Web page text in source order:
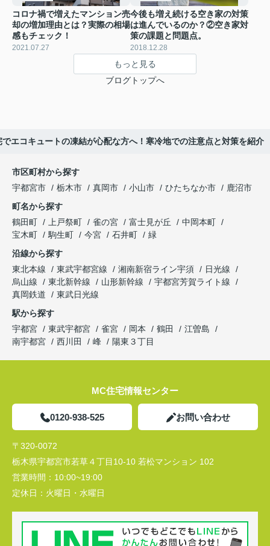
コロナ禍で増えたマンション売
却の増加理由とは？実際の相場
感もチェック！
2021.07.27
今後も増え続ける空き家の対策
は進んでいるのか？②空き家対
策の課題と問題点。
2018.12.28
もっと見る
ブログトップへ
でエコキュートの凍結が心配な方へ！寒冷地での注意点と対策を紹介
市区町村から探す
宇都宮市
栃木市 真岡市 小山市 ひたちなか市
鹿沼市
町名から探す
鶴田町
上戸祭町 雀の宮 富士見が丘
中岡本町
宝木町
駒生町 今宮 石井町
緑
沿線から探す
東北本線
東武宇都宮線 湘南新宿ライン宇須
日光線
烏山線
東北新幹線 山形新幹線
宇都宮芳賀ライト線
真岡鉄道
東武日光線
駅から探す
宇都宮
東武宇都宮 雀宮 岡本 鶴田
江曽島
南宇都宮
西川田 峰 陽東３丁目
MC住宅情報センター
0120-938-525 お問い合わせ
〒320-0072
栃木県宇都宮市若草４丁目10-10 若松マンション 102
営業時間： 10:00~19:00
定休日： 火曜日・水曜日